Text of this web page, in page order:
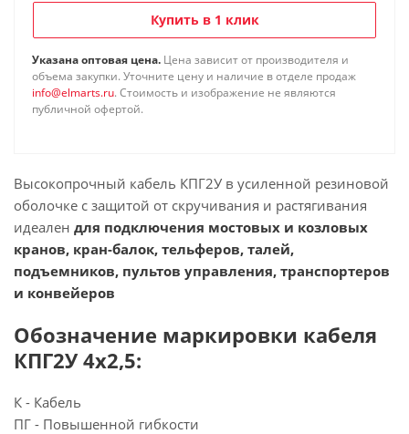
Купить в 1 клик
Указана оптовая цена. Цена зависит от производителя и
объема закупки. Уточните цену и наличие в отделе продаж
info@elmarts.ru. Стоимость и изображение не являются
публичной офертой.
Высокопрочный кабель КПГ2У в усиленной резиновой
оболочке с защитой от скручивания и растягивания
идеален для подключения мостовых и козловых
кранов, кран-балок, тельферов, талей,
подъемников, пультов управления, транспортеров
и конвейеров
Обозначение маркировки кабеля
КПГ2У 4х2,5:
К - Кабель
ПГ - Повышенной гибкости